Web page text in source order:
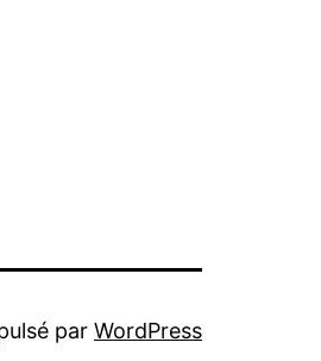
par WordPress